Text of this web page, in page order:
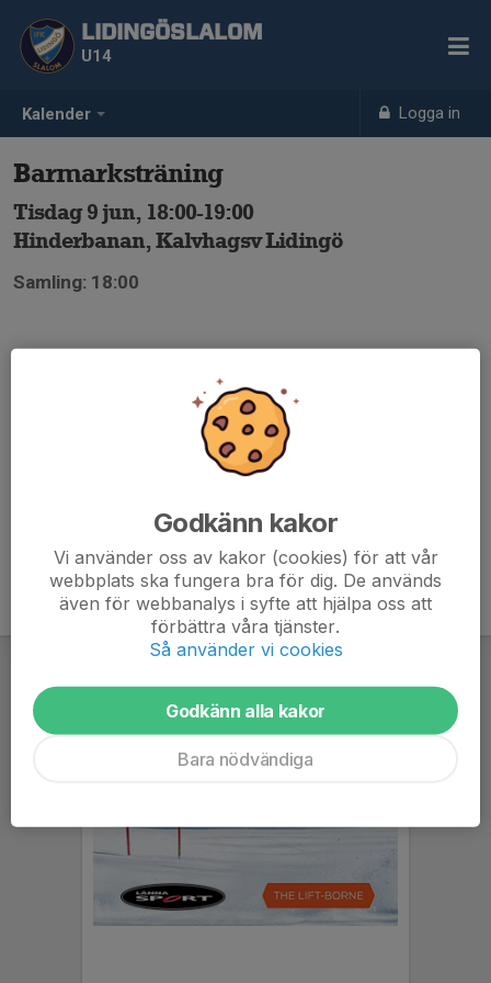
Kalender Logga in
LIDINGÖSLALOM
U14
Barmarksträning
Tisdag 9 jun, 18:00-19:00
Hinderbanan, Kalvhagsv Lidingö
Samling: 18:00
Godkänn kakor
Vi använder oss av kakor (cookies) för att vår
webbplats ska fungera bra för dig. De används
även för webbanalys i syfte att hjälpa oss att
förbättra våra tjänster.
Så använder vi cookies
Godkänn alla kakor
Bara nödvändiga